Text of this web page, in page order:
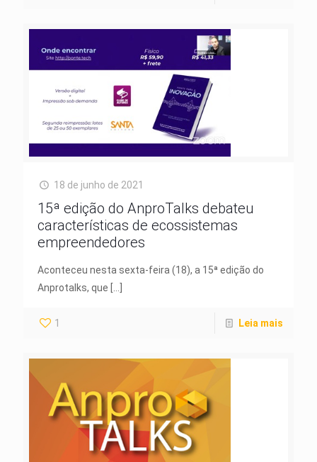
18 de junho de 2021
15ª edição do AnproTalks debateu
características de ecossistemas
empreendedores
Aconteceu nesta sexta-feira (18), a 15ª edição do
Anprotalks, que
1 Leia mais